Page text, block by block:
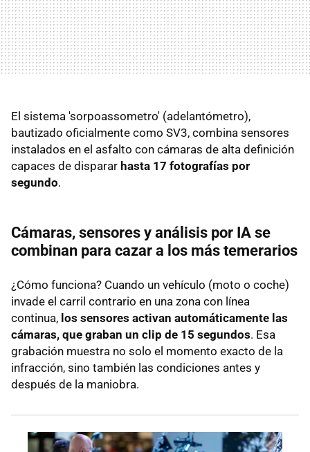
El sistema 'sorpoassometro' (adelantómetro),
bautizado oficialmente como SV3, combina sensores
instalados en el asfalto con cámaras de alta definición
capaces de disparar hasta 17 fotografías por
segundo.
Cámaras, sensores y análisis por IA se
combinan para cazar a los más temerarios
¿Cómo funciona? Cuando un vehículo (moto o coche)
invade el carril contrario en una zona con línea
continua, los sensores activan automáticamente las
cámaras, que graban un clip de 15 segundos. Esa
grabación muestra no solo el momento exacto de la
infracción, sino también las condiciones antes y
después de la maniobra.